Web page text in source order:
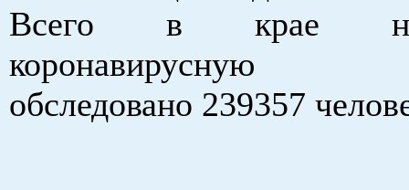
Всего в крае
коронавирусную
обследовано 239357